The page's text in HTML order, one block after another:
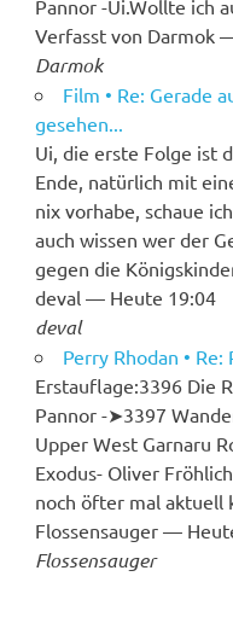
Pannor -Ui.Wollte ich
Verfasst von Darmok
Darmok
Film • Re: Gerade
gesehen...
Ui, die erste Folge ist
Ende, natürlich mit
nix vorhabe, schaue
auch wissen wer der
gegen die
deval — Heute 19:04
deval
Perry Rhodan •
Erstauflage:3396 Die
Pannor -➤︎3397
Upper West Garnaru
Exodus- Oliver
noch öfter mal aktuell
Flossensauger —
Flossensauger